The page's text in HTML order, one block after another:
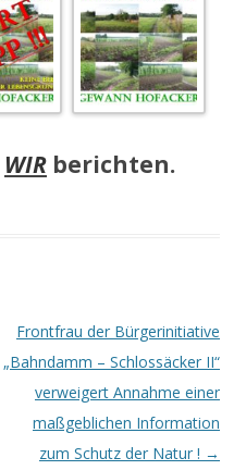
WIR berichten.
Frontfrau der Bürgerinitiative
„Bahndamm – Schlossäcker II“
verweigert Annahme einer
maßgeblichen Information
zum Schutz der Natur ! →